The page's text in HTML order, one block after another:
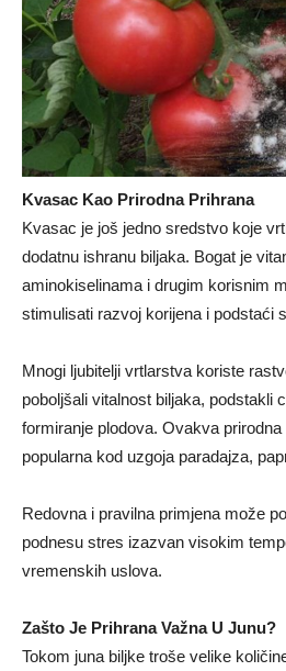
Kvasac Kao Prirodna Prihrana
Kvasac je još jedno sredstvo koje
dodatnu ishranu biljaka. Bogat je
aminokiselinama i drugim korisnim
stimulisati razvoj korijena i podstaći
Mnogi ljubitelji vrtlarstva koriste
poboljšali vitalnost biljaka, podstakli
formiranje plodova. Ovakva
popularna kod uzgoja paradajza,
Redovna i pravilna primjena može
podnesu stres izazvan visokim
vremenskih uslova.
Zašto Je Prihrana Važna U Junu?
Tokom juna biljke troše velike